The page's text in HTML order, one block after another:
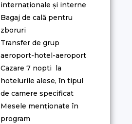
internaționale și interne
Bagaj de cală pentru
zboruri
Transfer de grup
aeroport-hotel-aeroport
Cazare 7 nopti la
hotelurile alese, în tipul
de camere specificat
Mesele menționate în
program